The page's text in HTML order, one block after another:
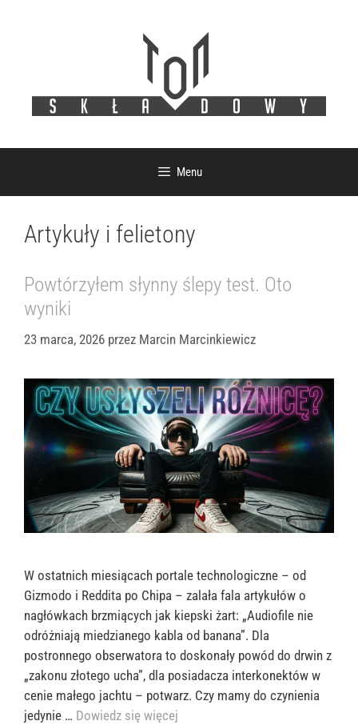
Menu
Artykuły i felietony
Powtórzyłem słynny ślepy test. Oto
wyniki
23 marca, 2026 przez Marcin Marcinkiewicz
W ostatnich miesiącach portale technologiczne – od
Gizmodo i Reddita po Chipa – zalała fala artykułów o
nagłówkach brzmiących jak kiepski żart: „Audiofile nie
odróżniają miedzianego kabla od banana”. Dla
postronnego obserwatora to doskonały powód do drwin z
„zakonu złotego ucha”, dla posiadacza interkonektów w
cenie małego jachtu – potwarz. Czy mamy do czynienia
jedynie … Dowiedz się więcej